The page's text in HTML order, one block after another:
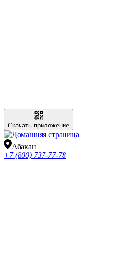
Скачать приложение
Абакан
+7 (800) 737-77-78